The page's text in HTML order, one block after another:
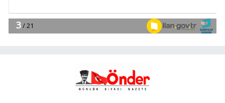
20:52 MGK'dan 8 maddelik
bildiri... Terörsüz Türkiye, bölgesel